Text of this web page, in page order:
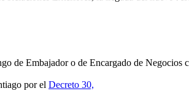
de Embajador o de Encargado de
por el Decreto 30,